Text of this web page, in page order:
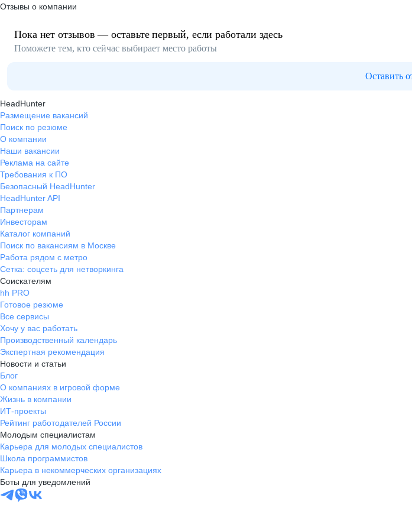
Отзывы о компании
Пока нет отзывов — оставьте первый, если работали здесь
Поможете тем, кто сейчас выбирает место работы
Оставить
HeadHunter
Размещение вакансий
Поиск по резюме
О компании
Наши вакансии
Реклама на сайте
Требования к ПО
Безопасный HeadHunter
HeadHunter API
Партнерам
Инвесторам
Каталог компаний
Поиск по вакансиям в Москве
Работа рядом с метро
Сетка: соцсеть для нетворкинга
Соискателям
hh PRO
Готовое резюме
Все сервисы
Хочу у вас работать
Производственный календарь
Экспертная рекомендация
Новости и статьи
Блог
О компаниях в игровой форме
Жизнь в компании
ИТ-проекты
Рейтинг работодателей России
Молодым специалистам
Карьера для молодых специалистов
Школа программистов
Карьера в некоммерческих организациях
Боты для уведомлений